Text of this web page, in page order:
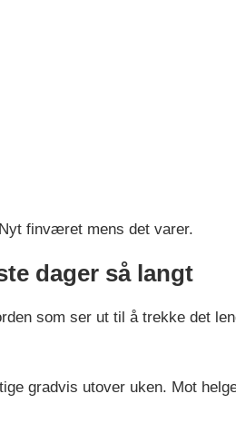
finværet mens det varer.
dager så langt
som ser ut til å trekke det
gradvis utover uken. Mot